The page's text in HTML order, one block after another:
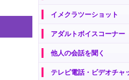
イメクラツーショット
アダルトボイスコーナー
他人の会話を聞く
テレビ電話・ビデオチャ